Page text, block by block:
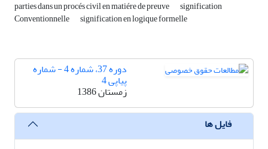
parties dans un procés civil en matiére de preuve signification
Conventionnelle signification en logique formelle
دوره 37، شماره 4 - شماره
پیاپی 4
زمستان 1386
فایل ها